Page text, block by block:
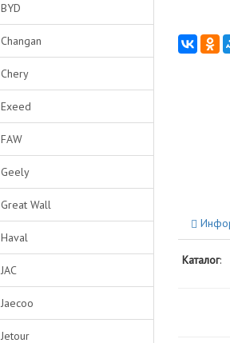
BYD
Changan
Chery
Exeed
FAW
Geely
Great Wall
Haval
JAC
Jaecoo
Jetour
Каталог: